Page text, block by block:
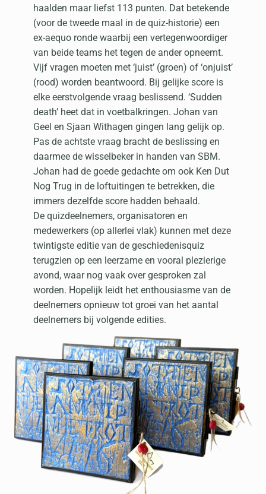
haalden maar liefst 113 punten. Dat betekende
(voor de tweede maal in de quiz-historie) een
ex-aequo ronde waarbij een vertegenwoordiger
van beide teams het tegen de ander opneemt.
Vijf vragen moeten met ‘juist’ (groen) of ‘onjuist’
(rood) worden beantwoord. Bij gelijke score is
elke eerstvolgende vraag beslissend. ‘Sudden
death’ heet dat in voetbalkringen. Johan van
Geel en Sjaan Withagen gingen lang gelijk op.
Pas de achtste vraag bracht de beslissing en
daarmee de wisselbeker in handen van SBM.
Johan had de goede gedachte om ook Ken Dut
Nog Trug in de loftuitingen te betrekken, die
immers dezelfde score hadden behaald.
De quizdeelnemers, organisatoren en
medewerkers (op allerlei vlak) kunnen met deze
twintigste editie van de geschiedenisquiz
terugzien op een leerzame en vooral plezierige
avond, waar nog vaak over gesproken zal
worden. Hopelijk leidt het enthousiasme van de
deelnemers opnieuw tot groei van het aantal
deelnemers bij volgende edities.